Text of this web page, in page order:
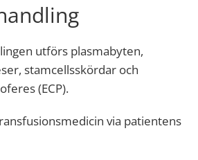
utförs plasmabyten,
stamcellsskördar och
(ECP).
via patientens